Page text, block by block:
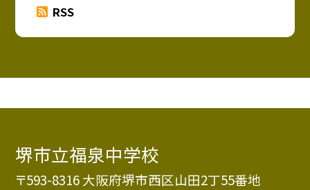
RSS
堺市立福泉中学校
〒593-8316 大阪府堺市西区山田2丁55番地